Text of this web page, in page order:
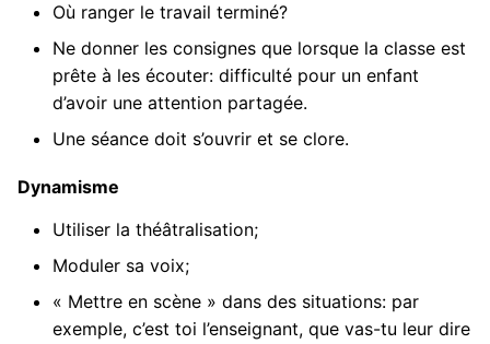
Où ranger le travail terminé?
Ne donner les consignes que lorsque la classe est
prête à les écouter: difficulté pour un enfant
d’avoir une attention partagée.
Une séance doit s’ouvrir et se clore.
Dynamisme
Utiliser la théâtralisation;
Moduler sa voix;
« Mettre en scène » dans des situations: par
exemple, c’est toi l’enseignant, que vas-tu leur dire